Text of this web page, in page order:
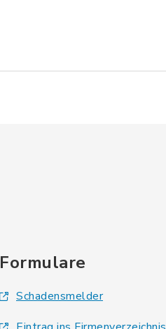
Formulare
Schadensmelder